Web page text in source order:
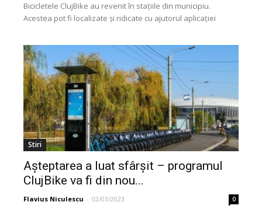
Bicicletele ClujBike au revenit în stațiile din municipiu.
Acestea pot fi localizate și ridicate cu ajutorul aplicației
Stiri
Așteptarea a luat sfârșit – programul
ClujBike va fi din nou...
Flavius Niculescu - 02/03/2023 0